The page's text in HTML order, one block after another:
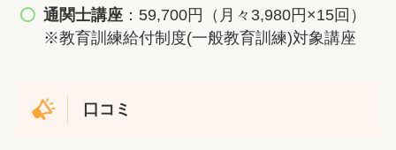
通関士講座 ：59,700円（月々3,980円×15回）
※教育訓練給付制度(一般教育訓練)対象講座
口コミ